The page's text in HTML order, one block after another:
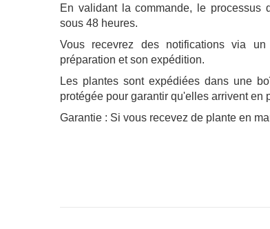
En validant la commande, le processus
sous 48 heures.
Vous recevrez des notifications via
préparation et son expédition.
Les plantes sont expédiées dans une
protégée pour garantir qu'elles arrivent en
Garantie : Si vous recevez de plante en